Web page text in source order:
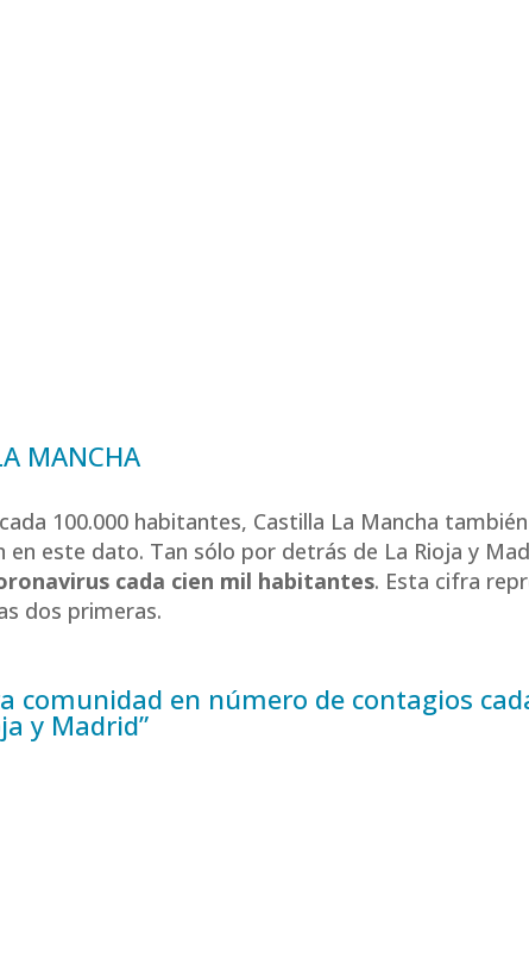
MANCHA
100.000 habitantes, Castilla La Mancha
este dato. Tan sólo por detrás de La Rioja y
cada cien mil habitantes. Esta cifra
dos primeras.
comunidad en número de contagios
y Madrid”